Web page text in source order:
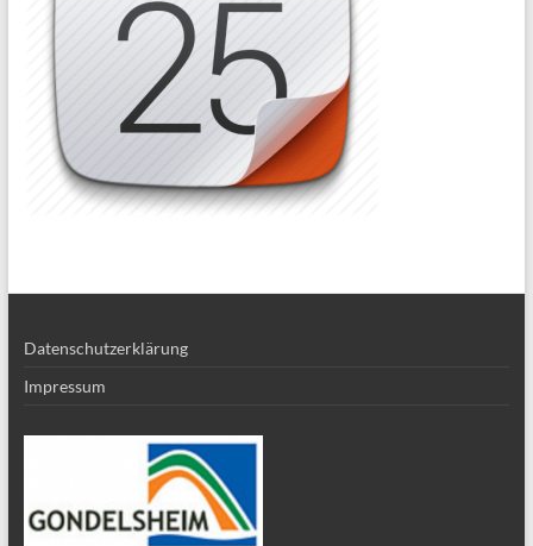
Datenschutzerklärung
Impressum